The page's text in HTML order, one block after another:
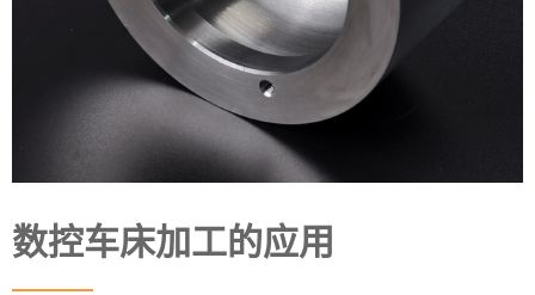
数控车床加工的应用